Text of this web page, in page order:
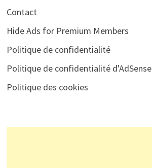
Contact
Hide Ads for Premium Members
Politique de confidentialité
Politique de confidentialité d'AdSense
Politique des cookies